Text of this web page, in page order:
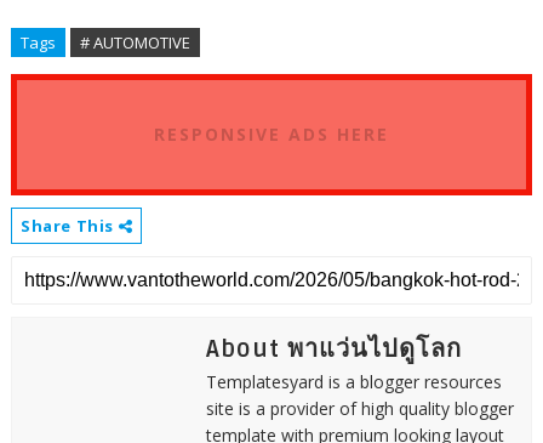
Tags # AUTOMOTIVE
RESPONSIVE ADS HERE
Share This
About พาแว่นไปดูโลก
Templatesyard is a blogger resources
site is a provider of high quality blogger
template with premium looking layout